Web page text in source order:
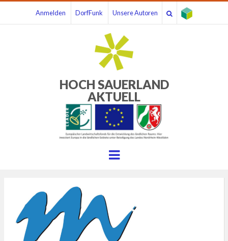
Anmelden DorfFunk Unsere Autoren
HOCH SAUERLAND
AKTUELL
Menu